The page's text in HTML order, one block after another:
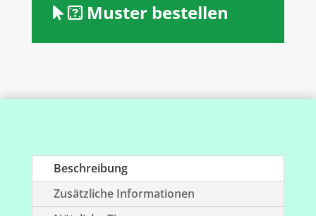
Muster bestellen
Beschreibung
Zusätzliche Informationen